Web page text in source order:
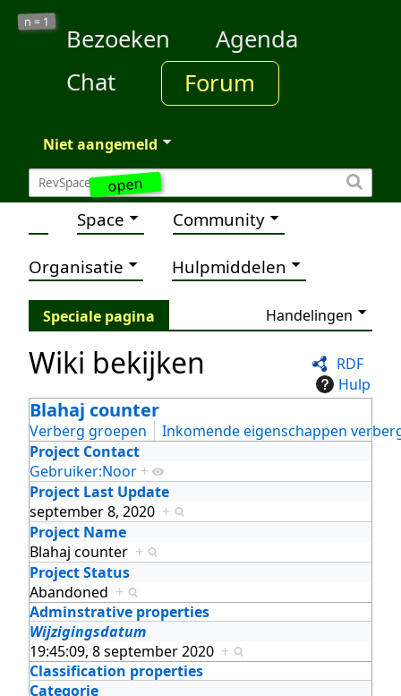
open
n = 1
Bezoeken
Agenda
Chat
Forum
Niet aangemeld
Space Community
Organisatie Hulpmiddelen
Speciale pagina Handelingen
RDF
Hulp
Wiki bekijken
Blahaj counter
Verberg groepen
Inkomende eigenschappen
Project Contact
Gebruiker:Noor +
Project Last Update
september 8, 2020 +
Project Name
Blahaj counter +
Project Status
Abandoned +
Adminstrative properties
Wijzigingsdatum
19:45:09, 8 september 2020 +
Classification properties
Categorie